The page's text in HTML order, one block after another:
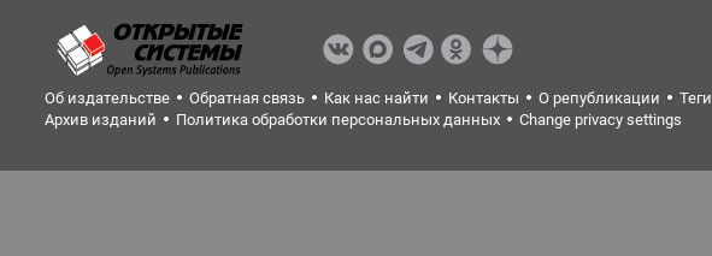
Об издательстве Обратная связь Как нас найти Контакты О републикации
Теги
Архив изданий
Политика обработки персональных данных Change privacy settings